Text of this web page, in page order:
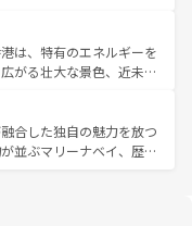
ナムコーヒーなどは、ぜ
訪れてもあたたかい人々
っと忘れられない旅にな
チェンマイなどの山岳地
ーケットやクラビの美し
ことができる。タイ料理
の季節にも異なる楽しみ
の人々、仏教を中心とし
、訪れる旅人を魅了し続
は、特有のエネルギーを
がる壮大な景色、近未来
。観光スポットが密集し
るのも魅力。息をのむよ
香港を存分に楽しみ尽く
合した独自の魅力を放つ
並ぶマリーナベイ、歴史